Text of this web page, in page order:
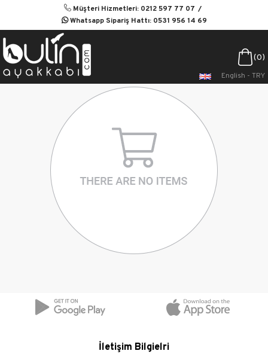
Müşteri Hizmetleri: 0212 597 77 07
Whatsapp Sipariş Hattı: 0531 956 14 69
0
English - TRY
İletişim Bilgielri